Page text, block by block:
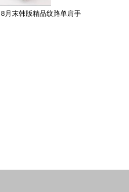
月末韩版精品纹路单肩手